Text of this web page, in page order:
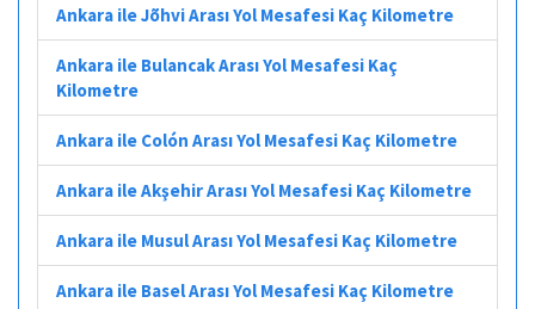
Ankara ile Jõhvi Arası Yol Mesafesi Kaç Kilometre
Ankara ile Bulancak Arası Yol Mesafesi Kaç
Kilometre
Ankara ile Colón Arası Yol Mesafesi Kaç Kilometre
Ankara ile Akşehir Arası Yol Mesafesi Kaç Kilometre
Ankara ile Musul Arası Yol Mesafesi Kaç Kilometre
Ankara ile Basel Arası Yol Mesafesi Kaç Kilometre